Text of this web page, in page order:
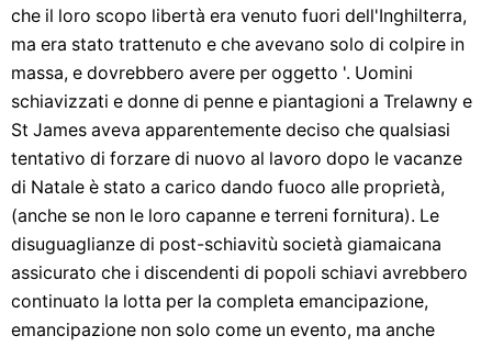
che il loro scopo libertà era venuto fuori dell'Inghilterra,
ma era stato trattenuto e che avevano solo di colpire in
massa, e dovrebbero avere per oggetto '. Uomini
schiavizzati e donne di penne e piantagioni a Trelawny e
St James aveva apparentemente deciso che qualsiasi
tentativo di forzare di nuovo al lavoro dopo le vacanze
di Natale è stato a carico dando fuoco alle proprietà,
(anche se non le loro capanne e terreni fornitura). Le
disuguaglianze di post-schiavitù società giamaicana
assicurato che i discendenti di popoli schiavi avrebbero
continuato la lotta per la completa emancipazione,
emancipazione non solo come un evento, ma anche